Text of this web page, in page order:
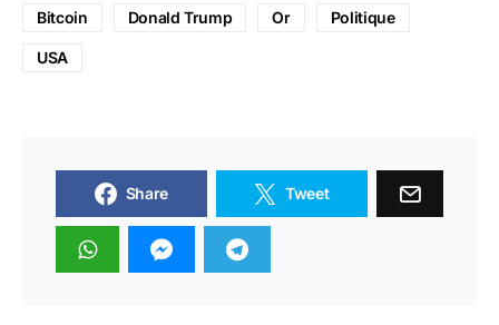
Bitcoin Donald Trump Or Politique
USA
Share Tweet